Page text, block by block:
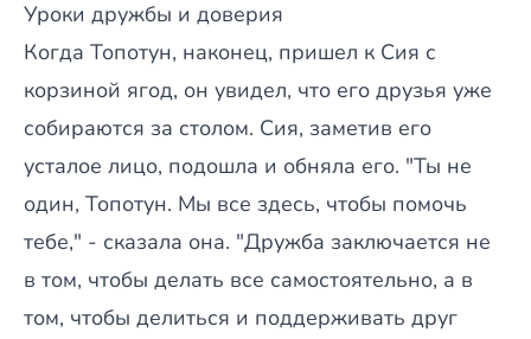
Уроки дружбы и доверия
Когда Топотун, наконец, пришел к Сия с
корзиной ягод, он увидел, что его друзья уже
собираются за столом. Сия, заметив его
усталое лицо, подошла и обняла его. "Ты не
один, Топотун. Мы все здесь, чтобы помочь
тебе," - сказала она. "Дружба заключается не
в том, чтобы делать все самостоятельно, а в
том, чтобы делиться и поддерживать друг